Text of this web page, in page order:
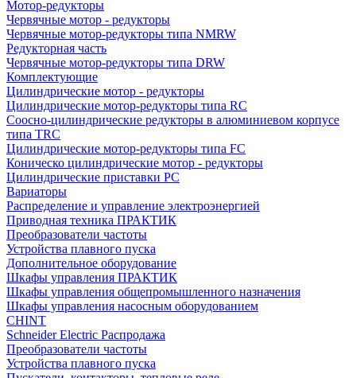
Мотор-редукторы
Червячные мотор - редукторы
Червячные мотор-редукторы типа NMRW
Редукторная часть
Червячные мотор-редукторы типа DRW
Комплектующие
Цилиндрические мотор - редукторы
Цилиндрические мотор-редукторы типа RC
Соосно-цилиндрические редукторы в алюминиевом корпусе
типа TRC
Цилиндрические мотор-редукторы типа FC
Коническо цилиндрические мотор - редукторы
Цилиндрические приставки PC
Вариаторы
Распределение и управление электроэнергией
Приводная техника ПРАКТИК
Преобразователи частоты
Устройства плавного пуска
Дополнительное оборудование
Шкафы управления ПРАКТИК
Шкафы управления общепромышленного назначения
Шкафы управления насосным оборудованием
CHINT
Schneider Electric Распродажа
Преобразователи частоты
Устройства плавного пуска